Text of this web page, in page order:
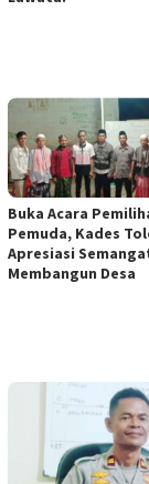
Buka Acara
Pemuda, Kades
Apresiasi
Membangun Desa